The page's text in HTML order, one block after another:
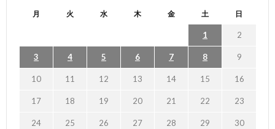
月 火 水 木 金 土 日
1 2
3 4 5 6 7 8 9
10 11 12 13 14 15 16
17 18 19 20 21 22 23
24 25 26 27 28 29 30